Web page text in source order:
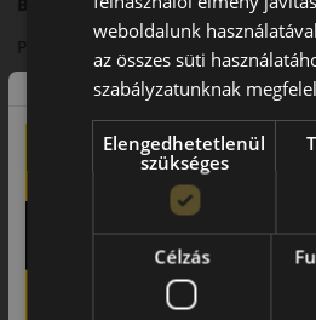
Precíz irányíthatóság és rövid fékút
Komfort és zajszint
Csendes futás és magas
Felhasználási ajánlás
Személyautókhoz, mindennapi
weboldalunk
az összes süti
szabályzatunknak
Elengedhetetlenül
szükséges
Célzás